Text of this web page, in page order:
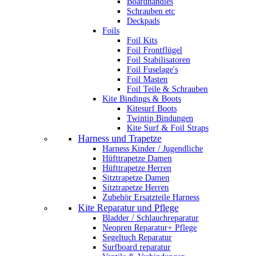
Schrauben etc
Deckpads
Foils
Foil Kits
Foil Frontflügel
Foil Stabilisatoren
Foil Fuselage's
Foil Masten
Foil Teile & Schrauben
Kite Bindings & Boots
Kitesurf Boots
Twintip Bindungen
Kite Surf & Foil Straps
Harness und Trapetze
Harness Kinder / Jugendliche
Hüfttrapetze Damen
Hüfttrapetze Herren
Sitztrapetze Damen
Sitztrapetze Herren
Zubehör Ersatzteile Harness
Kite Reparatur und Pflege
Bladder / Schlauchreparatur
Neopren Reparatur+ Pflege
Segeltuch Reparatur
Surfboard reparatur